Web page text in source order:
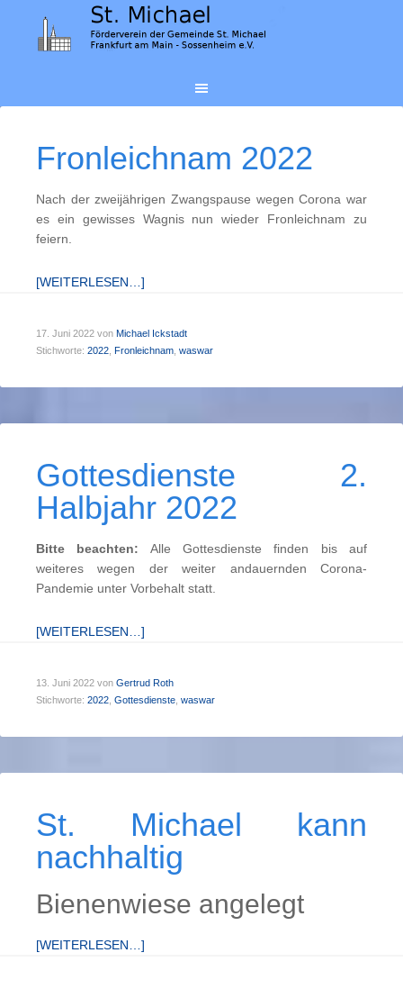
Fronleichnam 2022
Nach der zweijährigen Zwangspause wegen Corona war
es ein gewisses Wagnis nun wieder Fronleichnam zu
feiern.
[WEITERLESEN…]
17. Juni 2022 von Michael Ickstadt
Stichworte: 2022 Fronleichnam waswar
Gottesdienste 2.
Halbjahr 2022
Bitte beachten: Alle Gottesdienste finden bis auf
weiteres wegen der weiter andauernden Corona-
Pandemie unter Vorbehalt statt.
[WEITERLESEN…]
13. Juni 2022 von Gertrud Roth
Stichworte: 2022 Gottesdienste waswar
St. Michael kann
nachhaltig
Bienenwiese angelegt
[WEITERLESEN…]